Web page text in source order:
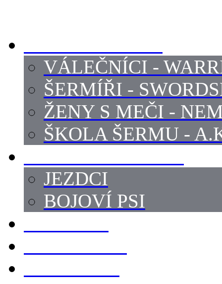
VÁLEČNÍCI -
ŠERMÍŘI -
ŽENY S MEČI -
ŠKOLA ŠERMU -
JEZDCI
BOJOVÍ PSI